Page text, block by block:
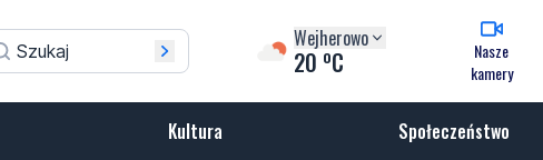
Wejherowo
20 oC
Nasze
kamery
Kultura Społeczeństwo